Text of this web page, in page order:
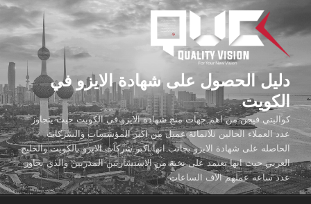
المحتوى
دليل الحصول على شهادة الايزو في
الكويت
كواليتي فيجن من اهم جهات منح شهادة الايزو في الكويت حيث يتجاوز
عدد العملاء الحالين ثلاثمائة عميل من اكبر المؤسسات والشركات
الحاصله على شهادة الايزو بجانب انها اكبر شركات الايزو بالكويت والخليج
العربي حيث انها تعتمد على نخبة من الاستشاريين المدربين والذي تجاوز
عدد ساعه عملهم الاف الساعات